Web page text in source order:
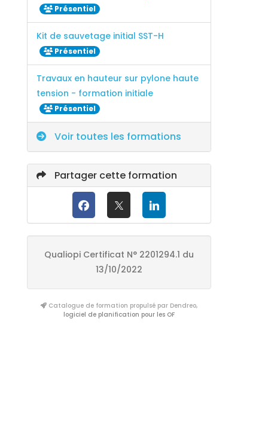
Présentiel
Kit de sauvetage initial SST-H
Présentiel
Travaux en hauteur sur pylone haute
tension - formation initiale
Présentiel
Voir toutes les formations
Partager cette formation
Qualiopi Certificat N° 2201294.1 du
13/10/2022
Catalogue de formation propulsé par Dendreo,
logiciel de planification pour les OF